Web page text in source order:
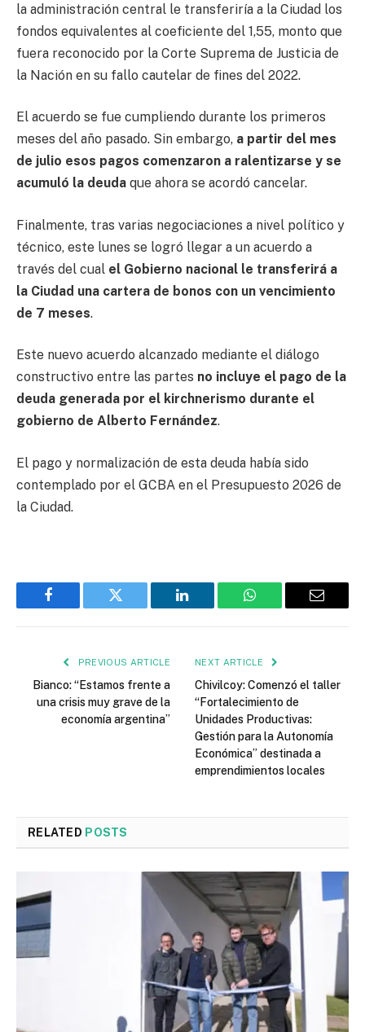
la administración central le transferiría a la Ciudad los
fondos equivalentes al coeficiente del 1,55, monto que
fuera reconocido por la Corte Suprema de Justicia de
la Nación en su fallo cautelar de fines del 2022.
El acuerdo se fue cumpliendo durante los primeros
meses del año pasado. Sin embargo, a partir del mes
de julio esos pagos comenzaron a ralentizarse y se
acumuló la deuda que ahora se acordó cancelar.
Finalmente, tras varias negociaciones a nivel político y
técnico, este lunes se logró llegar a un acuerdo a
través del cual el Gobierno nacional le transferirá a
la Ciudad una cartera de bonos con un vencimiento
de 7 meses.
Este nuevo acuerdo alcanzado mediante el diálogo
constructivo entre las partes no incluye el pago de la
deuda generada por el kirchnerismo durante el
gobierno de Alberto Fernández.
El pago y normalización de esta deuda había sido
contemplado por el GCBA en el Presupuesto 2026 de
la Ciudad.
Facebook Twitter LinkedIn WhatsApp Email
PREVIOUS ARTICLE
Bianco: “Estamos frente a
una crisis muy grave de la
economía argentina”
NEXT ARTICLE
Chivilcoy: Comenzó el taller
“Fortalecimiento de
Unidades Productivas:
Gestión para la Autonomía
Económica” destinada a
emprendimientos locales
RELATED POSTS